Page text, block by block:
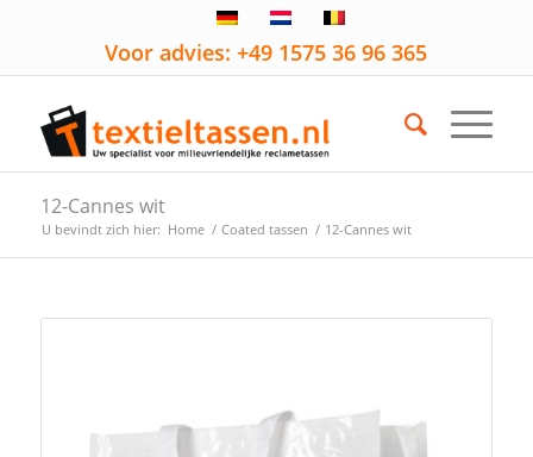
Voor advies: +49 1575 36 96 365
12-Cannes wit
U bevindt zich hier: Home / Coated tassen / 12-Cannes wit